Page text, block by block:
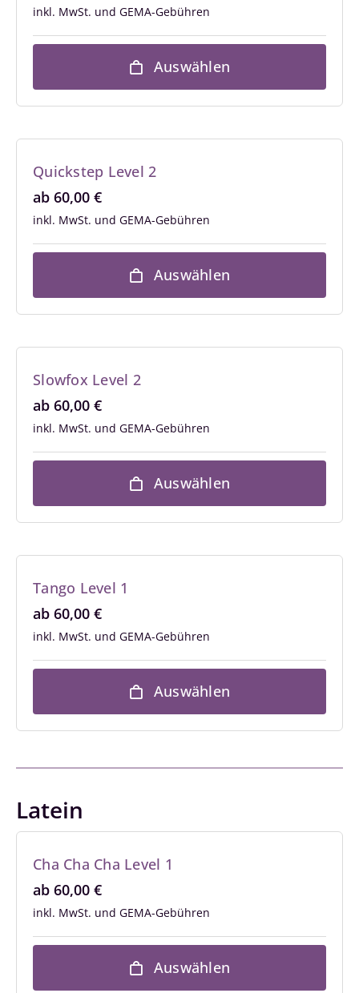
inkl. MwSt.
Auswählen
Quickstep Level 2
ab 60,00 €
inkl. MwSt.
Auswählen
Slowfox Level 2
ab 60,00 €
inkl. MwSt.
Auswählen
Tango Level 1
ab 60,00 €
inkl. MwSt.
Auswählen
Latein
Cha Cha Cha Level 1
ab 60,00 €
inkl. MwSt.
Auswählen